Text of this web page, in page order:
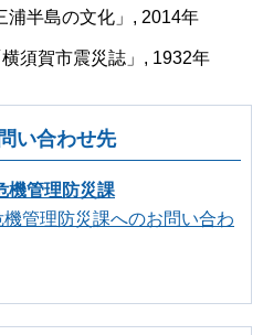
浦半島の文化」, 2014年
須賀市震災誌」, 1932年
い合わせ先
機管理防災課
管理防災課へのお問い合わ